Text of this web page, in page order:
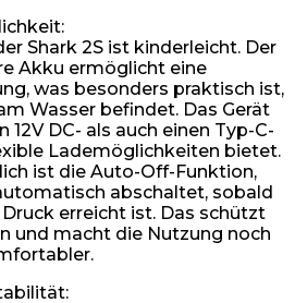
Shark 2S ist kinderleicht. Der
Akku ermöglicht eine
was besonders praktisch ist,
Wasser befindet. Das Gerät
12V DC- als auch einen Typ-C-
Lademöglichkeiten bietet.
ist die Auto-Off-Funktion,
abschaltet, sobald
erreicht ist. Das schützt
und macht die Nutzung noch